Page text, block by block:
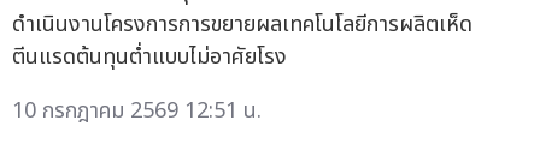
ดำเนินงานโครงการการขยายผลเทคโนโลยีการผลิตเห็ด
ตีนแรดต้นทุนต่ำแบบไม่อาศัยโรง
10 กรกฎาคม 2569 12:51 น.